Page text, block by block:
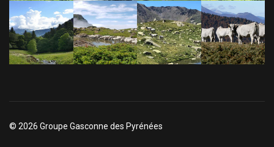
© 2026 Groupe Gasconne des Pyrénées